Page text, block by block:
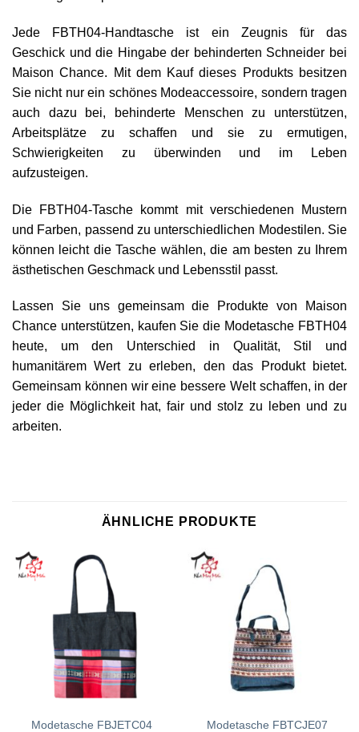
Jede FBTH04-Handtasche ist ein Zeugnis für das
Geschick und die Hingabe der behinderten Schneider bei
Maison Chance. Mit dem Kauf dieses Produkts besitzen
Sie nicht nur ein schönes Modeaccessoire, sondern tragen
auch dazu bei, behinderte Menschen zu unterstützen,
Arbeitsplätze zu schaffen und sie zu ermutigen,
Schwierigkeiten zu überwinden und im Leben
aufzusteigen.
Die FBTH04-Tasche kommt mit verschiedenen Mustern
und Farben, passend zu unterschiedlichen Modestilen. Sie
können leicht die Tasche wählen, die am besten zu Ihrem
ästhetischen Geschmack und Lebensstil passt.
Lassen Sie uns gemeinsam die Produkte von Maison
Chance unterstützen, kaufen Sie die Modetasche FBTH04
heute, um den Unterschied in Qualität, Stil und
humanitärem Wert zu erleben, den das Produkt bietet.
Gemeinsam können wir eine bessere Welt schaffen, in der
jeder die Möglichkeit hat, fair und stolz zu leben und zu
arbeiten.
ÄHNLICHE PRODUKTE
Modetasche FBJETC04
Modetasche FBTCJE07